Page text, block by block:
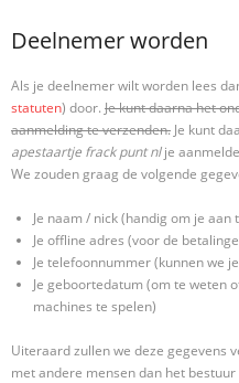
Deelnemer worden
Als je deelnemer wilt worden lees
statuten) door. Je kunt daarna het
aanmelding te verzenden. Je kunt
apestaartje frack punt nlje
We zouden graag de volgende
Je naam / nick (handig om je aan
Je offline adres (voor de
Je telefoonnummer (kunnen we
Je geboortedatum (om te weten
machines te spelen)
Uiteraard zullen we deze gegevens
met andere mensen dan het